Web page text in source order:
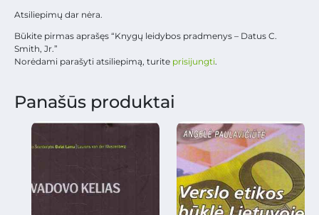
Atsiliepimų dar nėra.
Būkite pirmas aprašęs “Knygų leidybos pradmenys – Datus C.
Smith, Jr.”
Norėdami parašyti atsiliepimą, turite prisijungti.
Panašūs produktai